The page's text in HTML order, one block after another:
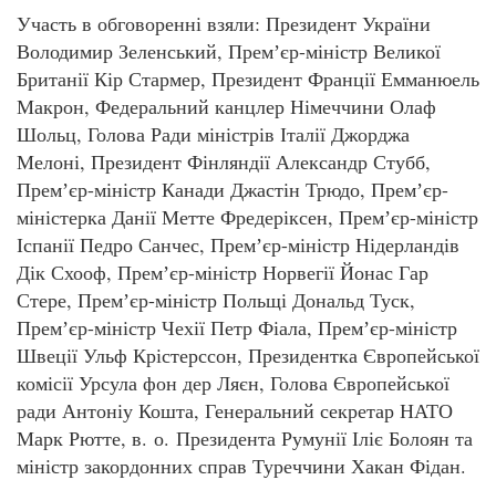
Участь в обговоренні взяли: Президент України
Володимир Зеленський, Премʼєр-міністр Великої
Британії Кір Стармер, Президент Франції Емманюель
Макрон, Федеральний канцлер Німеччини Олаф
Шольц, Голова Ради міністрів Італії Джорджа
Мелоні, Президент Фінляндії Александр Стубб,
Премʼєр-міністр Канади Джастін Трюдо, Премʼєр-
міністерка Данії Метте Фредеріксен, Премʼєр-міністр
Іспанії Педро Санчес, Премʼєр-міністр Нідерландів
Дік Схооф, Премʼєр-міністр Норвегії Йонас Гар
Стере, Премʼєр-міністр Польщі Дональд Туск,
Премʼєр-міністр Чехії Петр Фіала, Премʼєр-міністр
Швеції Ульф Крістерссон, Президентка Європейської
комісії Урсула фон дер Ляєн, Голова Європейської
ради Антоніу Кошта, Генеральний секретар НАТО
Марк Рютте, в. о. Президента Румунії Іліє Болоян та
міністр закордонних справ Туреччини Хакан Фідан.